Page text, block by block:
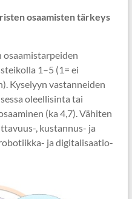
osaamisten tärkeys
osaamistarpeiden
1–5 (1= ei
Kyselyyn vastanneiden
oleellisinta tai
(ka 4,7). Vähiten
, kustannus- ja
ja digitalisaatio-